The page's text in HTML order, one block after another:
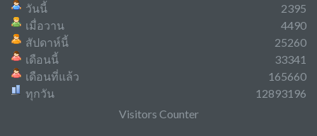
วันนี้
เมื่อวาน
สัปดาห์นี้
เดือนนี้
เดือนที่แล้ว
ทุกวัน
2395
4490
25260
33341
165660
12893196
Visitors Counter